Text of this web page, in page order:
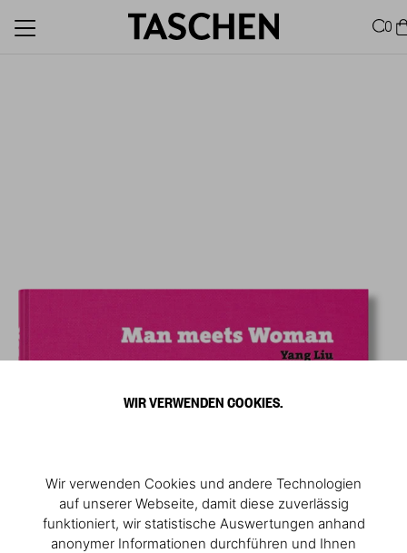
WIR VERWENDEN COOKIES.
Wir verwenden Cookies und andere Technologien
auf unserer Webseite, damit diese zuverlässig
funktioniert, wir statistische Auswertungen anhand
anonymer Informationen durchführen und Ihnen
0